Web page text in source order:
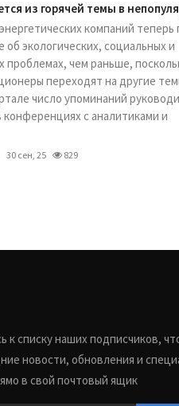
из горячей темы в
компаний теперь
об экологических, социальных и
проблемах, чем раньше,
переходят на другие
число упоминаний
конференциях с аналитиками и
30 сен, 25 829
к списку наших подписчиков,
новости, обновления и
в свой почтовый ящик